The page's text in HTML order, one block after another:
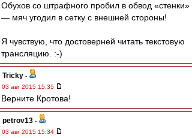
Обухов со штрафного пробил в обвод «стенки»
— мяч угодил в сетку с внешней стороны!
Я чувствую, что достоверней читать текстовую
трансляцию. :-)
Tricky -
03 авг 2015 15:35
Верните Кротова!
petrov13 -
03 авг 2015 15:34